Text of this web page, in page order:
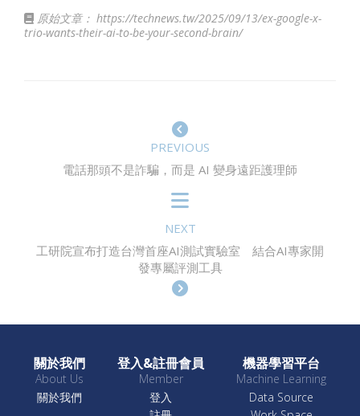
原始文章： https://technews.tw/2025/09/13/ex-google-x-
trio-wants-their-ai-to-be-your-second-brain/
PREVIOUS
電話那頭不是詐騙，而是 AI 變身遠距護理師
NEXT
工研院宣布打造台灣首座AI測試實驗室 結合AI專家開
發專屬評測工具
關於我們
About Us
關於我們
登入&註冊會員
Member
登入
機器學習平台
Machine Learning
Data Source